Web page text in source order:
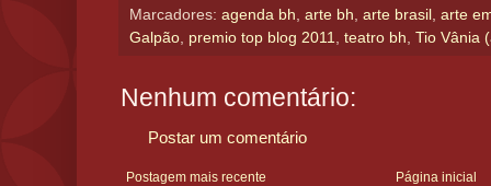
Marcadores: agenda bh arte bh arte brasil
arte
Galpão premio top blog 2011 teatro bh Tio Vânia
Nenhum comentário:
Postar um comentário
Postagem mais recente Página inicial